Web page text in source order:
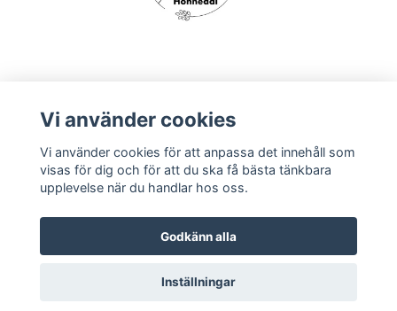
Köpvillkor
Vi använder cookies
Vi använder cookies för att anpassa det innehåll som
visas för dig och för att du ska få bästa tänkbara
upplevelse när du handlar hos oss.
Godkänn alla
Inställningar